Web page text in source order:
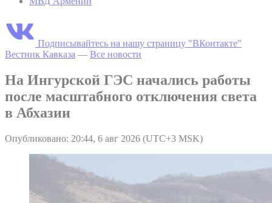
Подписывайтесь на нашу страницу "ВКонтакте"
Вестник Кавказа — Все новости
На Ингурской ГЭС начались работы
после масштабного отключения света
в Абхазии
Опубликовано: 20:44, 6 авг 2026 (UTC+3 MSK)